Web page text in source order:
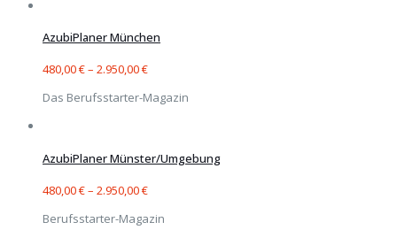
AzubiPlaner München
480,00€– 2.950,00€
Das Berufsstarter-Magazin
AzubiPlaner Münster/Umgebung
480,00€– 2.950,00€
Berufsstarter-Magazin